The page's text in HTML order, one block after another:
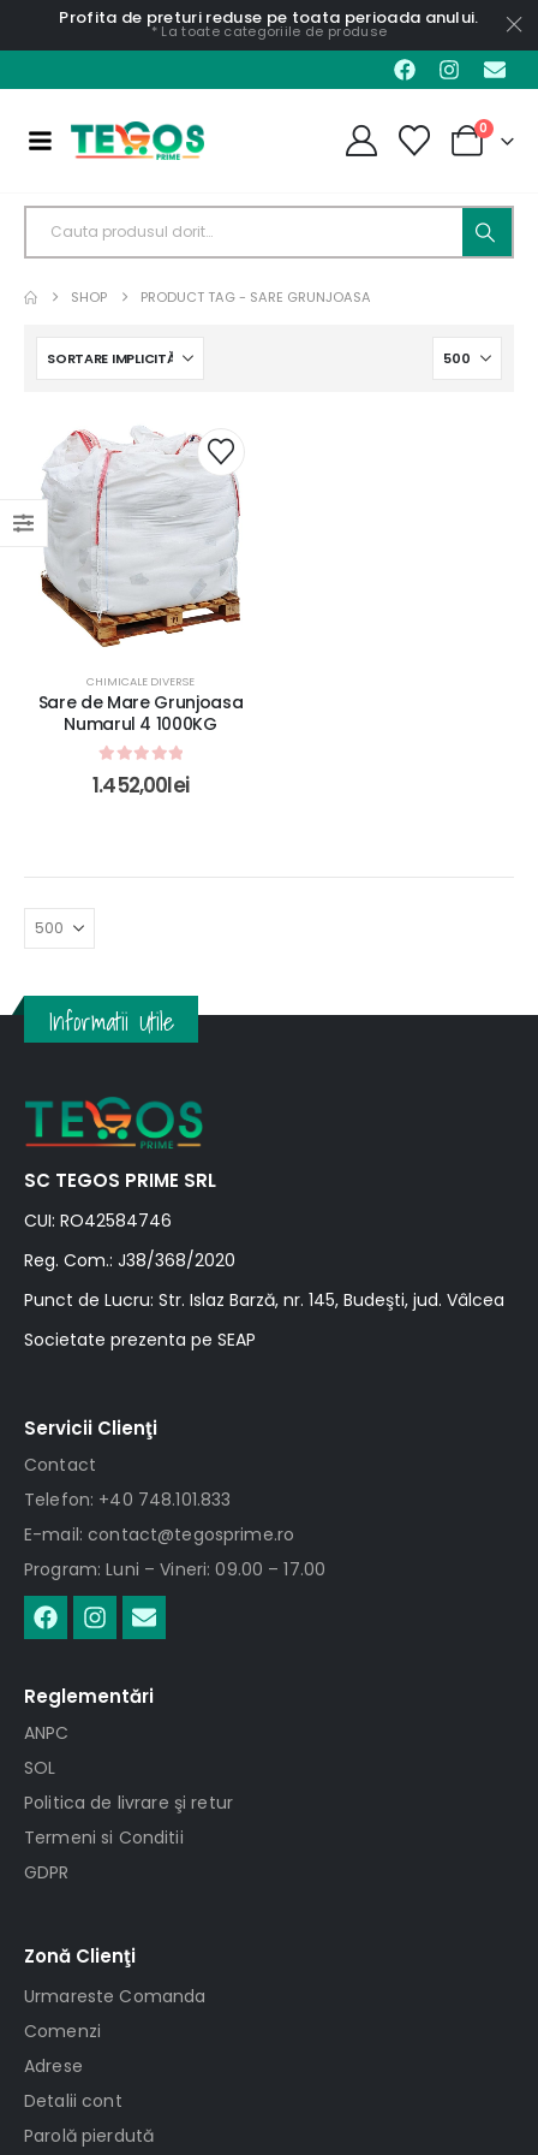
Profita de preturi reduse pe toata perioada anului.
* La toate categoriile de produse
0
SHOP PRODUCT TAG - SARE GRUNJOASA
CHIMICALE DIVERSE
Sare de Mare Grunjoasa
Numarul 4 1000KG
out of 5
1.452,00lei
Informatii Utile
SC TEGOS PRIME SRL
CUI: RO42584746
Reg. Com.: J38/368/2020
Punct de Lucru: Str. Islaz Barză, nr. 145, Budeşti, jud. Vâlcea
Societate prezenta pe SEAP
Servicii Clienţi
Contact
Telefon: +40 748.101.833
E-mail: contact@tegosprime.ro
Program: Luni – Vineri: 09.00 – 17.00
Reglementări
ANPC
SOL
Politica de livrare şi retur
Termeni si Conditii
GDPR
Zonă Clienţi
Urmareste Comanda
Comenzi
Adrese
Detalii cont
Parolă pierdută